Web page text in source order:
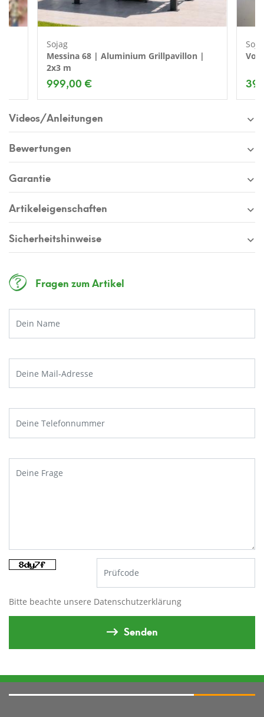
Sojag
Messina 68 | Aluminium Grillpavillon |
2x3 m
999,00 €
Videos/Anleitungen
Bewertungen
Garantie
Artikeleigenschaften
Sicherheitshinweise
Fragen zum Artikel
Bitte beachte unsere Datenschutzerklärung
Senden